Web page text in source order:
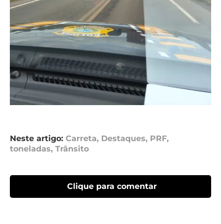
Neste artigo: Carreta, Destaques, PRF,
toneladas, Trânsito
Clique para comentar